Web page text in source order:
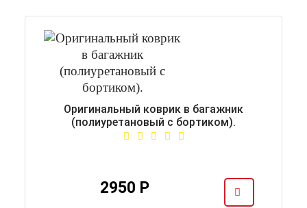
Оригинальный коврик в багажник
(полиуретановый с бортиком).
2950 Р